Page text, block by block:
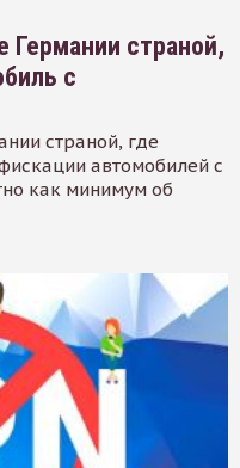
Германии страной,
с
страной, где
автомобилей с
как минимум об